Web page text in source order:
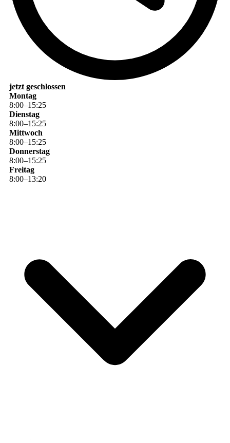
jetzt geschlossen
Montag
8:00–15:25
Dienstag
8:00–15:25
Mittwoch
8:00–15:25
Donnerstag
8:00–15:25
Freitag
8:00–13:20